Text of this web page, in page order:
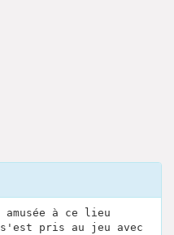
à ce lieu
s'est pris au jeu avec